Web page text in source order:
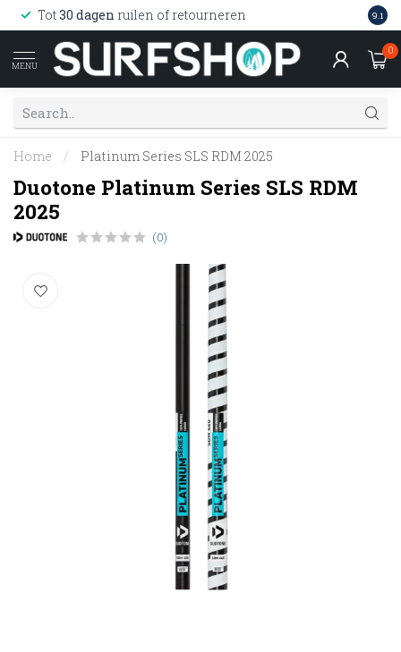
Tot30 dagen ruilen of retourneren 9.1
MENU
0
Home / Platinum Series SLS RDM 2025
Duotone Platinum Series SLS RDM
2025
(0)